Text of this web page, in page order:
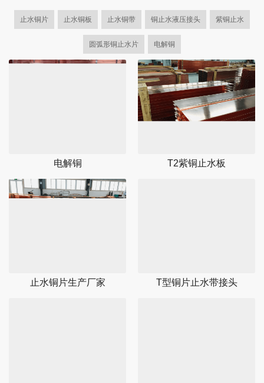
格齐全，适合不同客户的需求，以及止水铜片成型机的设计与制
造。
止水铜片 止水铜板 止水铜带 铜止水液压接头 紫铜止水
圆弧形铜止水片 电解铜
电解铜 T2紫铜止水板
止水铜片生产厂家 T型铜片止水带接头